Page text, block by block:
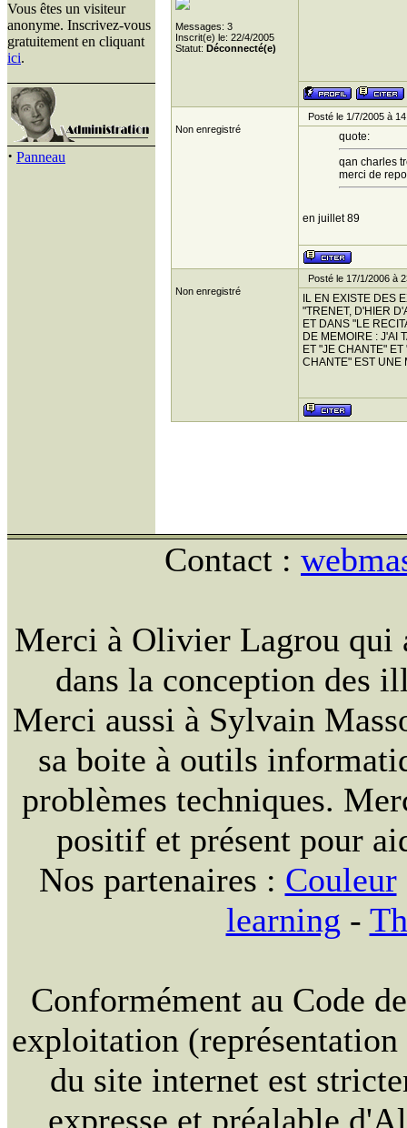
Vous êtes un visiteur
anonyme. Inscrivez-vous
gratuitement en cliquant
ici.
· Panneau
Messages: 3
Inscrit(e) le: 22/4/2005
Statut: Déconnecté(e)
Non enregistré
Posté le 1/7/2005 à
quote:
qan charles
merci de
en juillet 89
Non enregistré
Posté le 17/1/2006 à
IL EN EXISTE DES
"TRENET, D'HIER
ET DANS "LE
DE MEMOIRE : J'AI
ET "JE CHANTE"
CHANTE" EST UNE
Contact :
Merci à Olivier Lagrou qui
dans la conception des
Merci aussi à Sylvain
sa boite à outils
problèmes techniques.
positif et présent pour
Nos partenaires : Couleur
learning -
Conformément au Code
exploitation
du site internet est
expresse et préalable